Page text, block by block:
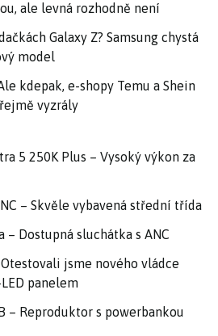
ale levná rozhodně není
Galaxy Z? Samsung chystá
model
kdepak, e-shopy Temu a Shein
vyzrály
5 250K Plus – Vysoký výkon za
– Skvěle vybavená střední třída
– Dostupná sluchátka s ANC
Otestovali jsme nového vládce
panelem
– Reproduktor s powerbankou